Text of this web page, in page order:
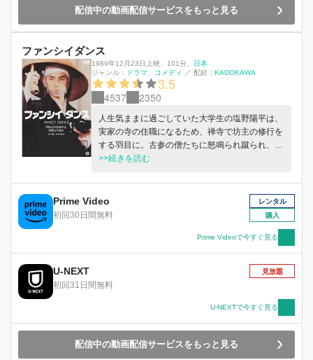
配信中の動画配信サービスをもっと見る
ファンシイダンス
1989年12月23日上映 101分
日本
ジャンル：
ドラマ コメディ ／ 配給： KADOKAWA
3.5
4537 2350
人生気ままに過ごしていた大学生の塩野陽平は、
実家の寺の住職になるため、禅寺で坊主の修行を
する羽目に。古参の僧たちに怒鳴られ蹴られ、寝
ても覚めても座禅と作法。やがて、陽平の頭の中
き始め…。
>>続きを読む
Prime Video
初回30日間無料
レンタル
購入
Prime Videoで今すぐ見る
U-NEXT
初回31日間無料
見放題
U-NEXTで今すぐ見る
配信中の動画配信サービスをもっと見る